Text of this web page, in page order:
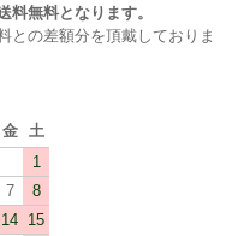
料無料となります。
との差額分を頂戴しておりま
金
土
1
7
8
14 15